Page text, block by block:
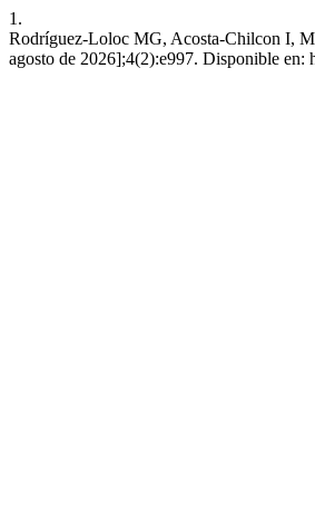
1.
Rodríguez-Loloc MG, Acosta-Chilcon I,
agosto de 2026];4(2):e997. Disponible en: